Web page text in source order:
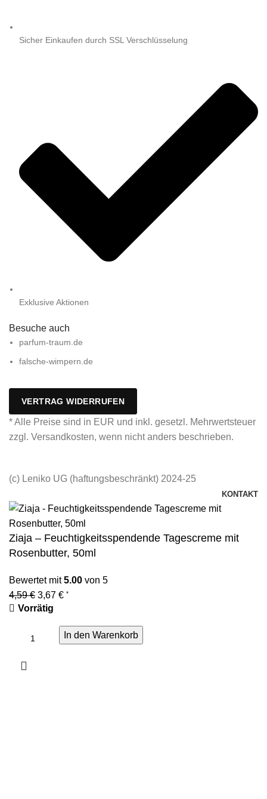
Sicher Einkaufen durch SSL Verschlüsselung
Exklusive Aktionen
Besuche auch
parfum-traum.de
falsche-wimpern.de
VERTRAG WIDERRUFEN
* Alle Preise sind in EUR und inkl. gesetzl. Mehrwertsteuer
zzgl. Versandkosten, wenn nicht anders beschrieben.
(c) Leniko UG (haftungsbeschränkt) 2024-25
KONTAKT
Ziaja – Feuchtigkeitsspendende Tagescreme mit
Rosenbutter, 50ml
Bewertet mit5.00 von 5
4,59€ 3,67 € *
Vorrätig
In den Warenkorb